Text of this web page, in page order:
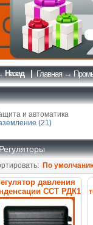
Назад | Главная→
и автоматика
(21)
По
давления
ССТ РДК1